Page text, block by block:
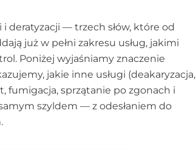
deratyzacji — trzech słów, które od
już w pełni zakresu usług, jakimi
Poniżej wyjaśniamy znaczenie
jakie inne usługi (deakaryzacja,
fumigacja, sprzątanie po zgonach i
szyldem — z odesłaniem do